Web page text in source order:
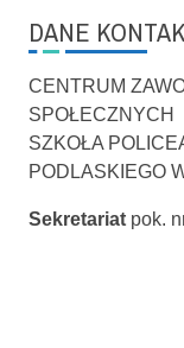
DANE
CENTRUM
SPOŁECZNYCH
SZKOŁA
PODLASKIEGO
Sekretariat pok.